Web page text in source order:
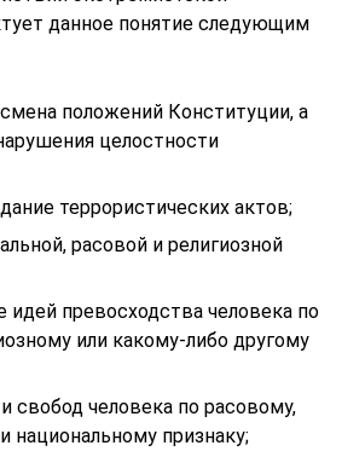
данное понятие следующим
положений Конституции, а
целостности
террористических актов;
расовой и религиозной
идей превосходства человека по
или какому-либо другому
свобод человека по расовому,
национальному признаку;